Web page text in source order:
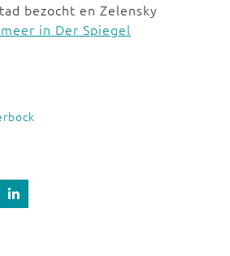
bezocht en Zelensky
in Der Spiegel